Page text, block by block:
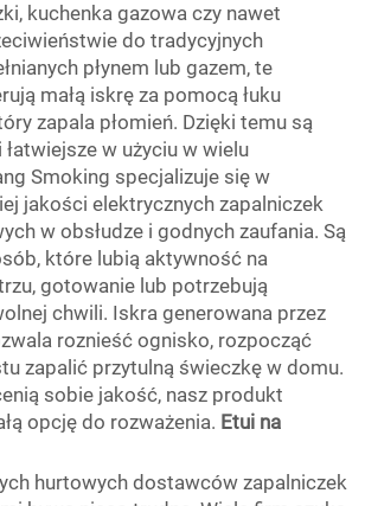
kuchenka gazowa czy nawet
do tradycyjnych
płynem lub gazem, te
małą iskrę za pomocą łuku
zapala płomień. Dzięki temu są
łatwiejsze w użyciu w wielu
Smoking specjalizuje się w
jakości elektrycznych zapalniczek
w obsłudze i godnych zaufania. Są
które lubią aktywność na
gotowanie lub potrzebują
chwili. Iskra generowana przez
roznieść ognisko, rozpocząć
zapalić przytulną świeczkę w domu.
sobie jakość, nasz produkt
opcję do rozważenia. Etui na
hurtowych dostawców zapalniczek